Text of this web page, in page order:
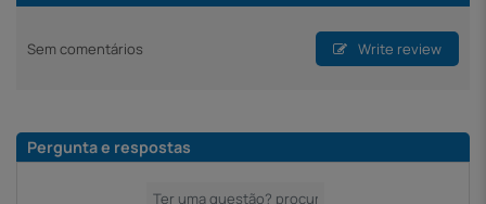
Sem comentários Write review
Pergunta e respostas